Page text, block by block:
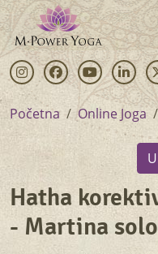
Skip
to
main
content
InstagramFacebookYoutube
Početna Online Joga
Hatha
- Martina solo